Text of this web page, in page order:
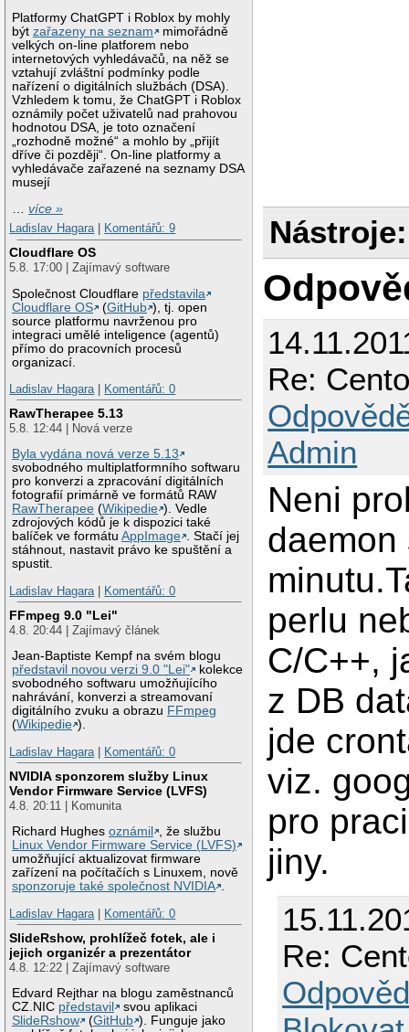
Platformy ChatGPT i Roblox by mohly
býtzařazeny na seznam
mimořádně
velkých on-line platforem nebo
internetových vyhledávačů, na něž se
vztahují zvláštní podmínky podle
nařízení o digitálních službách (DSA).
Vzhledem k tomu, že ChatGPT i Roblox
oznámily počet uživatelů nad prahovou
hodnotou DSA, je toto označení
„rozhodně možné“ a mohlo by „přijít
dříve či později“. On-line platformy a
vyhledávače zařazené na seznamy DSA
musejí
…více »
Ladislav Hagara| Komentářů: 9
Cloudflare OS
5.8. 17:00 | Zajímavý software
Společnost Cloudflare představila
Cloudflare OS
(GitHub ), tj. open
source platformu navrženou pro
integraci umělé inteligence (agentů)
přímo do pracovních procesů
organizací.
Ladislav Hagara| Komentářů: 0
RawTherapee 5.13
5.8. 12:44 | Nová verze
Byla vydána nová verze 5.13
svobodného multiplatformního softwaru
pro konverzi a zpracování digitálních
fotografií primárně ve formátů RAW
RawTherapee (Wikipedie ). Vedle
zdrojových kódů je k dispozici také
balíček ve formátuAppImage . Stačí jej
stáhnout, nastavit právo ke spuštění a
spustit.
Ladislav Hagara| Komentářů: 0
FFmpeg 9.0 "Lei"
4.8. 20:44 | Zajímavý článek
Jean-Baptiste Kempf na svém blogu
představil novou verzi 9.0 "Lei"
kolekce
svobodného softwaru umožňujícího
nahrávání, konverzi a streamovaní
digitálního zvuku a obrazu FFmpeg
(Wikipedie ).
Ladislav Hagara| Komentářů: 0
NVIDIA sponzorem služby Linux
Vendor Firmware Service (LVFS)
4.8. 20:11 | Komunita
Richard Hughesoznámil
, že službu
Linux Vendor Firmware Service (LVFS)
umožňující aktualizovat firmware
zařízení na počítačích s Linuxem, nově
sponzoruje také společnost NVIDIA .
Ladislav Hagara| Komentářů: 0
SlideRshow, prohlížeč fotek, ale i
jejich organizér a prezentátor
4.8. 12:22 | Zajímavý software
Edvard Rejthar na blogu zaměstnanců
CZ.NIC představil
svou aplikaci
SlideRshow
(GitHub ). Funguje jako
Nástroje:
Re:
Admin
Neni
daemon
perlu
C/C++,
z DB
jde
viz.
pro
jiny.
Re: